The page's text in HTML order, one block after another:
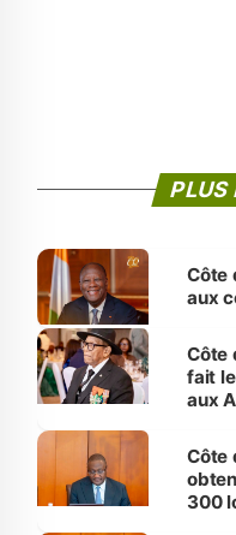
PLUS
Côte
aux
Côte
fait
aux
Côte
300